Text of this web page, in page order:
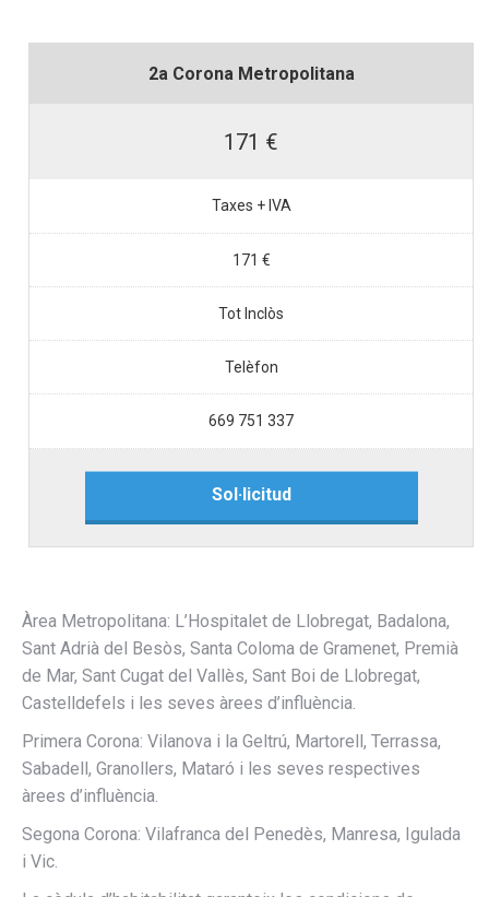
2a Corona Metropolitana
171 €
Taxes + IVA
171 €
Tot Inclòs
Telèfon
669 751 337
Sol·licitud
Àrea Metropolitana: L’Hospitalet de Llobregat, Badalona,
Sant Adrià del Besòs, Santa Coloma de Gramenet, Premià
de Mar, Sant Cugat del Vallès, Sant Boi de Llobregat,
Castelldefels i les seves àrees d’influència.
Primera Corona: Vilanova i la Geltrú, Martorell, Terrassa,
Sabadell, Granollers, Mataró i les seves respectives
àrees d’influència.
Segona Corona: Vilafranca del Penedès, Manresa, Igulada
i Vic.